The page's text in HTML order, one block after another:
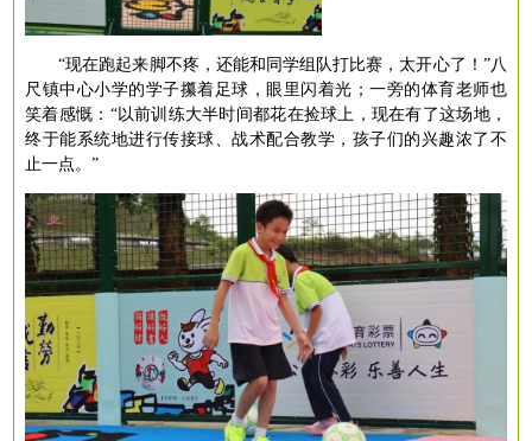
“现在跑起来脚不疼，还能和同学组队打比赛，太开心了！”八
尺镇中心小学的学子攥着足球，眼里闪着光；一旁的体育老师也
笑着感慨：“以前训练大半时间都花在捡球上，现在有了这场地，
终于能系统地进行传接球、战术配合教学，孩子们的兴趣浓了不
止一点。”